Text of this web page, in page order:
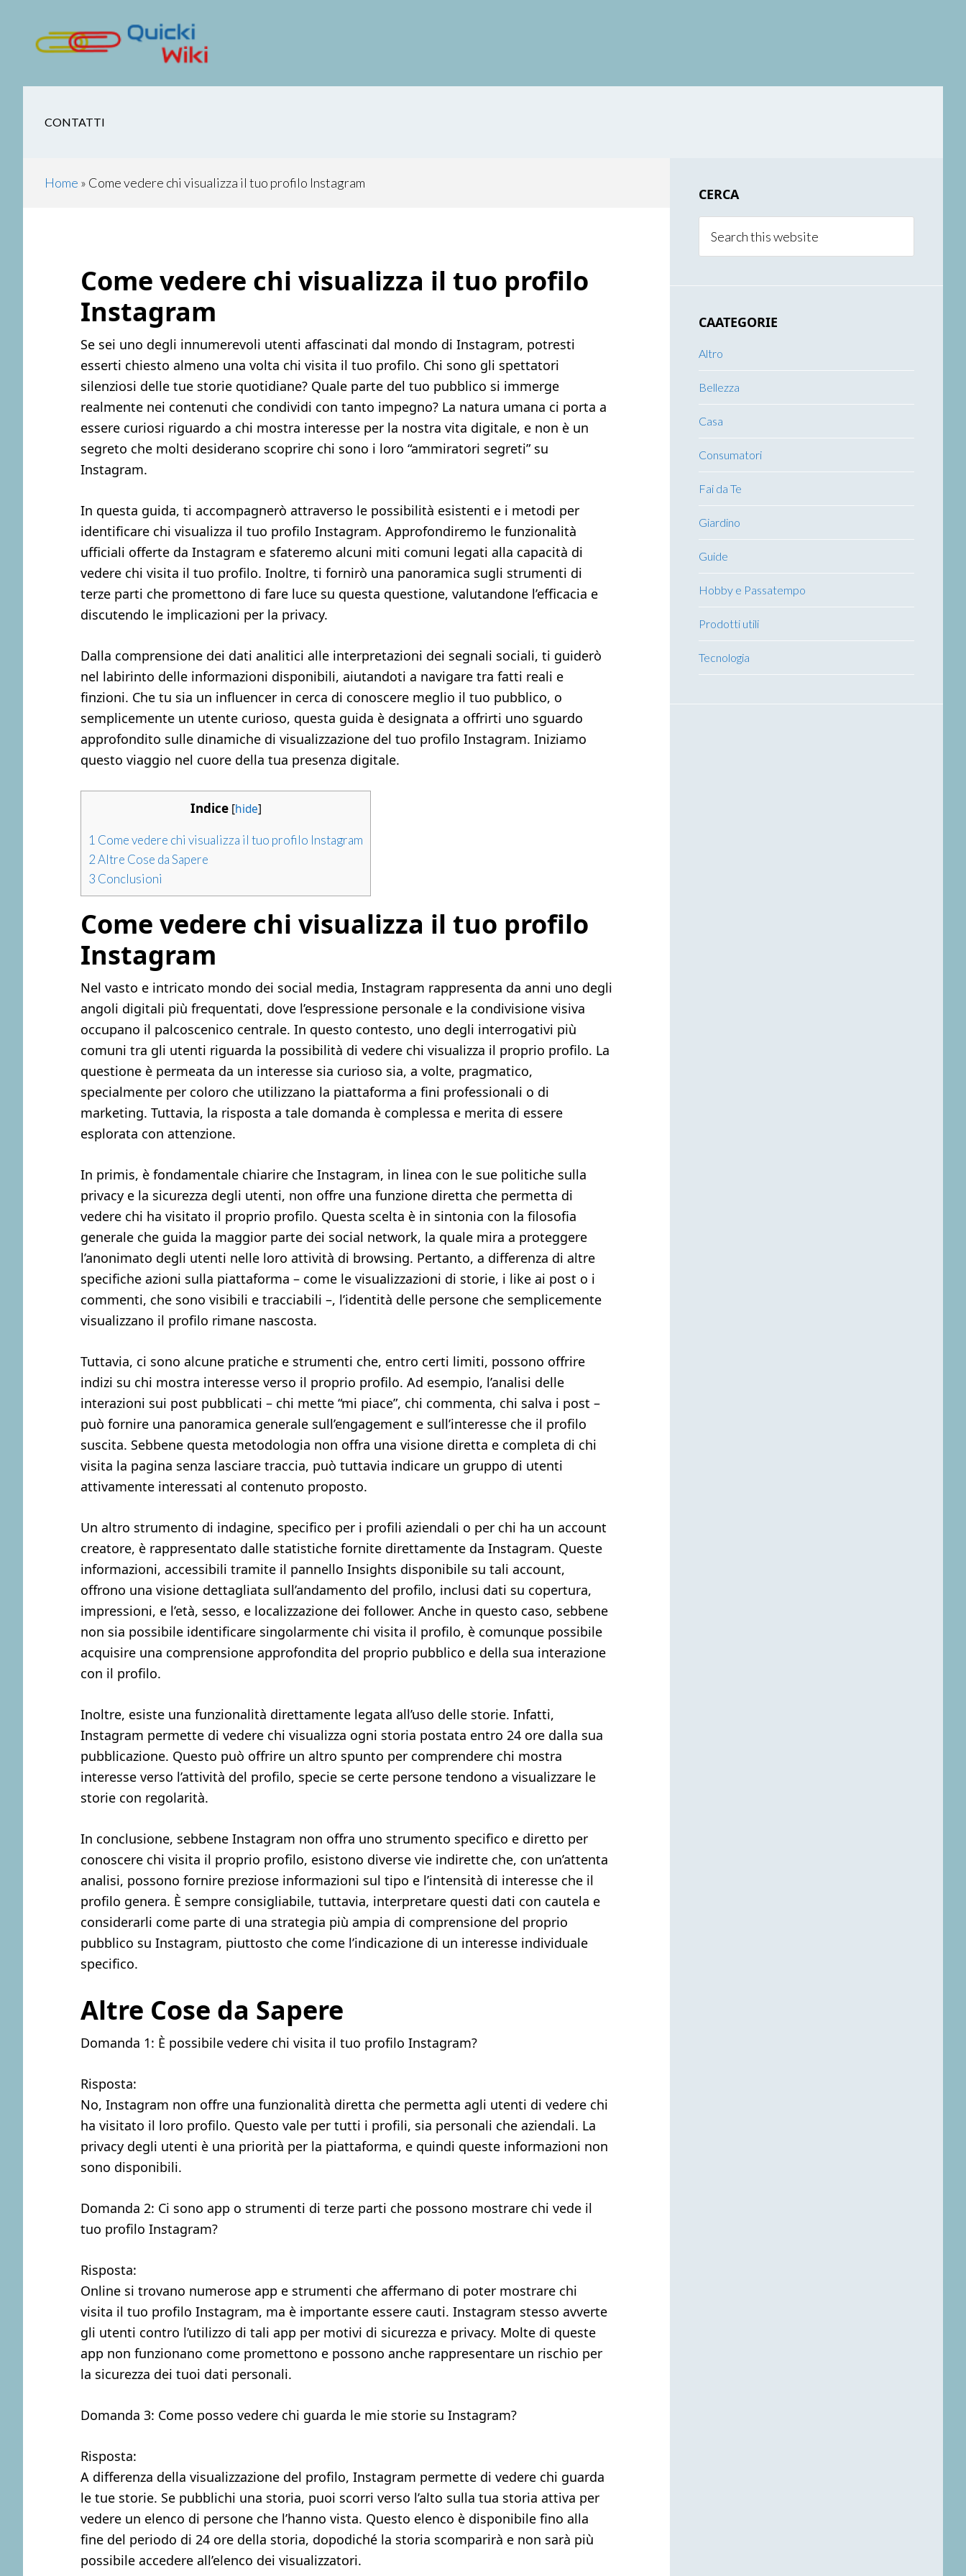
secondary
primary
footer
CONTATTI
Home » Come vedere chi visualizza il tuo profilo Instagram
Come vedere chi visualizza il tuo profilo
Instagram
Se sei uno degli innumerevoli utenti affascinati dal mondo di Instagram, potresti
esserti chiesto almeno una volta chi visita il tuo profilo. Chi sono gli spettatori
silenziosi delle tue storie quotidiane? Quale parte del tuo pubblico si immerge
realmente nei contenuti che condividi con tanto impegno? La natura umana ci porta a
essere curiosi riguardo a chi mostra interesse per la nostra vita digitale, e non è un
segreto che molti desiderano scoprire chi sono i loro “ammiratori segreti” su
Instagram.
In questa guida, ti accompagnerò attraverso le possibilità esistenti e i metodi per
identificare chi visualizza il tuo profilo Instagram. Approfondiremo le funzionalità
ufficiali offerte da Instagram e sfateremo alcuni miti comuni legati alla capacità di
vedere chi visita il tuo profilo. Inoltre, ti fornirò una panoramica sugli strumenti di
terze parti che promettono di fare luce su questa questione, valutandone l’efficacia e
discutendo le implicazioni per la privacy.
Dalla comprensione dei dati analitici alle interpretazioni dei segnali sociali, ti guiderò
nel labirinto delle informazioni disponibili, aiutandoti a navigare tra fatti reali e
finzioni. Che tu sia un influencer in cerca di conoscere meglio il tuo pubblico, o
semplicemente un utente curioso, questa guida è designata a offrirti uno sguardo
approfondito sulle dinamiche di visualizzazione del tuo profilo Instagram. Iniziamo
questo viaggio nel cuore della tua presenza digitale.
Indice [hide]
1 Come vedere chi visualizza il tuo profilo Instagram
2Altre Cose da Sapere
3 Conclusioni
Come vedere chi visualizza il tuo profilo
Instagram
Nel vasto e intricato mondo dei social media, Instagram rappresenta da anni uno degli
angoli digitali più frequentati, dove l’espressione personale e la condivisione visiva
occupano il palcoscenico centrale. In questo contesto, uno degli interrogativi più
comuni tra gli utenti riguarda la possibilità di vedere chi visualizza il proprio profilo. La
questione è permeata da un interesse sia curioso sia, a volte, pragmatico,
specialmente per coloro che utilizzano la piattaforma a fini professionali o di
marketing. Tuttavia, la risposta a tale domanda è complessa e merita di essere
esplorata con attenzione.
In primis, è fondamentale chiarire che Instagram, in linea con le sue politiche sulla
privacy e la sicurezza degli utenti, non offre una funzione diretta che permetta di
vedere chi ha visitato il proprio profilo. Questa scelta è in sintonia con la filosofia
generale che guida la maggior parte dei social network, la quale mira a proteggere
l’anonimato degli utenti nelle loro attività di browsing. Pertanto, a differenza di altre
specifiche azioni sulla piattaforma – come le visualizzazioni di storie, i like ai post o i
commenti, che sono visibili e tracciabili –, l’identità delle persone che semplicemente
visualizzano il profilo rimane nascosta.
Tuttavia, ci sono alcune pratiche e strumenti che, entro certi limiti, possono offrire
indizi su chi mostra interesse verso il proprio profilo. Ad esempio, l’analisi delle
interazioni sui post pubblicati – chi mette “mi piace”, chi commenta, chi salva i post –
può fornire una panoramica generale sull’engagement e sull’interesse che il profilo
suscita. Sebbene questa metodologia non offra una visione diretta e completa di chi
visita la pagina senza lasciare traccia, può tuttavia indicare un gruppo di utenti
attivamente interessati al contenuto proposto.
Un altro strumento di indagine, specifico per i profili aziendali o per chi ha un account
creatore, è rappresentato dalle statistiche fornite direttamente da Instagram. Queste
informazioni, accessibili tramite il pannello Insights disponibile su tali account,
offrono una visione dettagliata sull’andamento del profilo, inclusi dati su copertura,
impressioni, e l’età, sesso, e localizzazione dei follower. Anche in questo caso, sebbene
non sia possibile identificare singolarmente chi visita il profilo, è comunque possibile
acquisire una comprensione approfondita del proprio pubblico e della sua interazione
con il profilo.
Inoltre, esiste una funzionalità direttamente legata all’uso delle storie. Infatti,
Instagram permette di vedere chi visualizza ogni storia postata entro 24 ore dalla sua
pubblicazione. Questo può offrire un altro spunto per comprendere chi mostra
interesse verso l’attività del profilo, specie se certe persone tendono a visualizzare le
storie con regolarità.
In conclusione, sebbene Instagram non offra uno strumento specifico e diretto per
conoscere chi visita il proprio profilo, esistono diverse vie indirette che, con un’attenta
analisi, possono fornire preziose informazioni sul tipo e l’intensità di interesse che il
profilo genera. È sempre consigliabile, tuttavia, interpretare questi dati con cautela e
considerarli come parte di una strategia più ampia di comprensione del proprio
pubblico su Instagram, piuttosto che come l’indicazione di un interesse individuale
specifico.
Altre Cose da Sapere
Domanda 1: È possibile vedere chi visita il tuo profilo Instagram?
Risposta:
No, Instagram non offre una funzionalità diretta che permetta agli utenti di vedere chi
ha visitato il loro profilo. Questo vale per tutti i profili, sia personali che aziendali. La
privacy degli utenti è una priorità per la piattaforma, e quindi queste informazioni non
sono disponibili.
Domanda 2: Ci sono app o strumenti di terze parti che possono mostrare chi vede il
tuo profilo Instagram?
Risposta:
Online si trovano numerose app e strumenti che affermano di poter mostrare chi
visita il tuo profilo Instagram, ma è importante essere cauti. Instagram stesso avverte
gli utenti contro l’utilizzo di tali app per motivi di sicurezza e privacy. Molte di queste
app non funzionano come promettono e possono anche rappresentare un rischio per
la sicurezza dei tuoi dati personali.
Domanda 3: Come posso vedere chi guarda le mie storie su Instagram?
Risposta:
A differenza della visualizzazione del profilo, Instagram permette di vedere chi guarda
le tue storie. Se pubblichi una storia, puoi scorri verso l’alto sulla tua storia attiva per
vedere un elenco di persone che l’hanno vista. Questo elenco è disponibile fino alla
fine del periodo di 24 ore della storia, dopodiché la storia scomparirà e non sarà più
possibile accedere all’elenco dei visualizzatori.
Sidebar
CERCA
this
CAATEGORIE
Altro
Bellezza
Casa
Consumatori
Fai da Te
Giardino
Guide
Hobby e Passatempo
Prodotti utili
Tecnologia